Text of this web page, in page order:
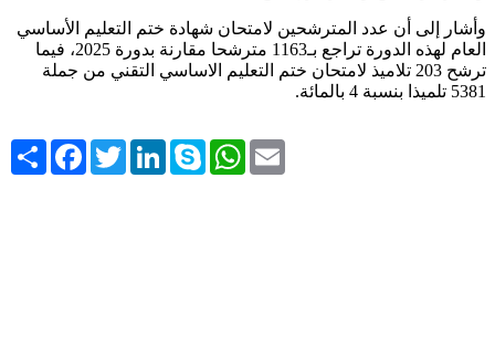
وأشار إلى أن عدد المترشحين لامتحان شهادة ختم التعليم الأساسي
العام لهذه الدورة تراجع بـ1163 مترشحا مقارنة بدورة 2025، فيما
ترشح 203 تلاميذ لامتحان ختم التعليم الاساسي التقني من جملة
5381 تلميذا بنسبة 4 بالمائة
.
Share FacebookTwitterLinkedInSkype WhatsApp